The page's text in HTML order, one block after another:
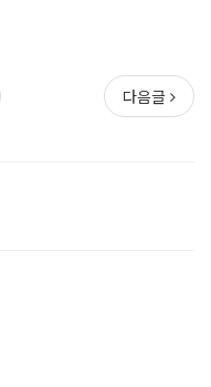
다음글